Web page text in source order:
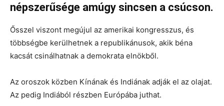
népszerűsége amúgy sincsen a csúcson.
Ősszel viszont megújul az amerikai kongresszus, és
többségbe kerülhetnek a republikánusok, akik béna
kacsát csinálhatnak a demokrata elnökből.
Az oroszok közben Kínának és Indiának adják el az olajat.
Az pedig Indiából részben Európába juthat.